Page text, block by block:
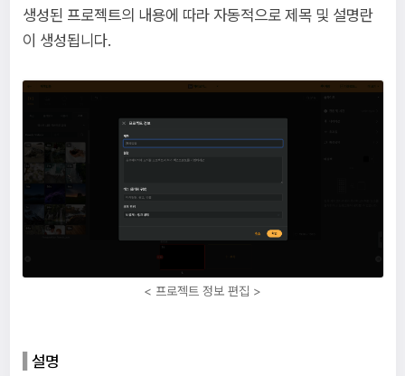
생성된 프로젝트의 내용에 따라 자동적으로 제목 및 설명란
이 생성됩니다.
< 프로젝트 정보 편집 >
설명